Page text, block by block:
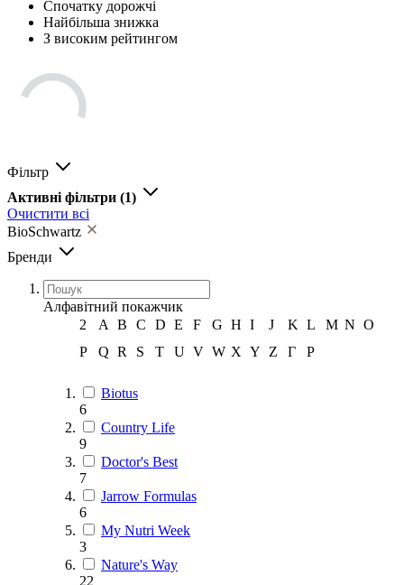
Спочатку дорожчі
Найбільша знижка
З високим рейтингом
Фільтр
Активні фільтри (1)
Очистити всі
BioSchwartz
Бренди
Алфавітний покажчик
2
A B C D E F G H I J K L M N O
P
Q R S T U V W X Y Z Г Р
Biotus
6
Country Life
9
Doctor's Best
7
Jarrow Formulas
6
My Nutri Week
3
Nature's Way
22